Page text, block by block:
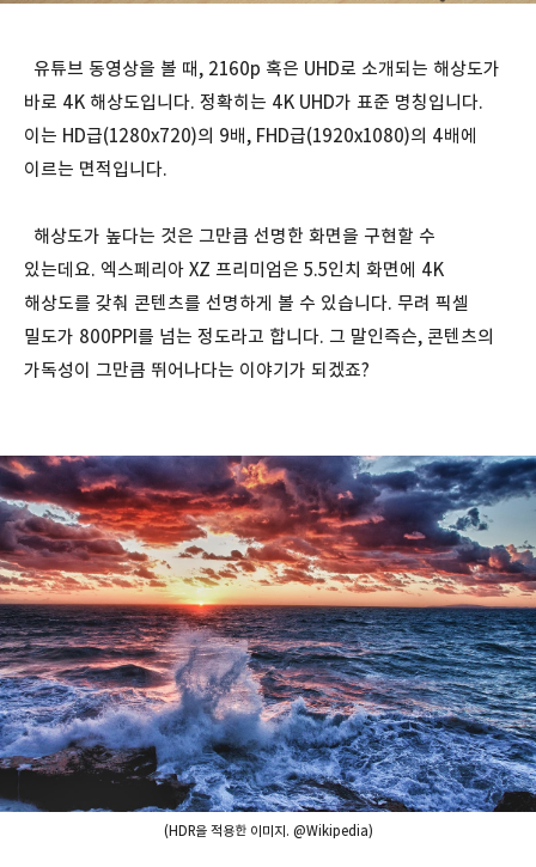
유튜브 동영상을 볼 때, 2160p 혹은 UHD로 소개되는 해상도가
바로 4K 해상도입니다. 정확히는 4K UHD가 표준 명칭입니다.
이는 HD급(1280x720)의 9배, FHD급(1920x1080)의 4배에
이르는 면적입니다.
해상도가 높다는 것은 그만큼 선명한 화면을 구현할 수
있는데요. 엑스페리아 XZ 프리미엄은 5.5인치 화면에 4K
해상도를 갖춰 콘텐츠를 선명하게 볼 수 있습니다. 무려 픽셀
밀도가 800PPI를 넘는 정도라고 합니다. 그 말인즉슨, 콘텐츠의
가독성이 그만큼 뛰어나다는 이야기가 되겠죠?
(HDR을 적용한 이미지. @Wikipedia)